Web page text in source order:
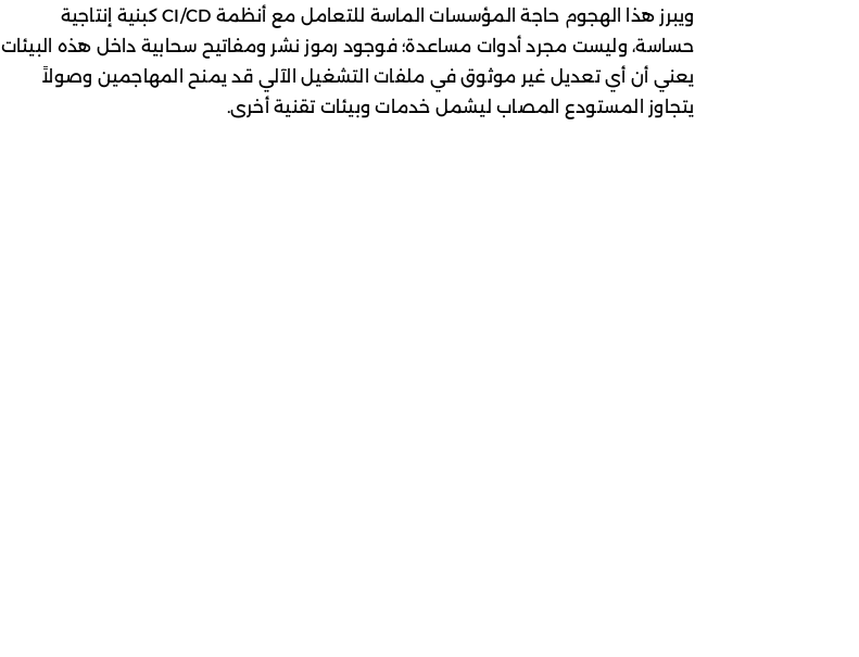
ويبرز هذا الهجوم حاجة المؤسسات الماسة للتعامل مع أنظمة CI/CD كبنية إنتاجية
حساسة، وليست مجرد أدوات مساعدة؛ فوجود رموز نشر ومفاتيح سحابية داخل هذه البيئات
يعني أن أي تعديل غير موثوق في ملفات التشغيل الآلي قد يمنح المهاجمين وصولاً
يتجاوز المستودع المصاب ليشمل خدمات وبيئات تقنية أخرى.